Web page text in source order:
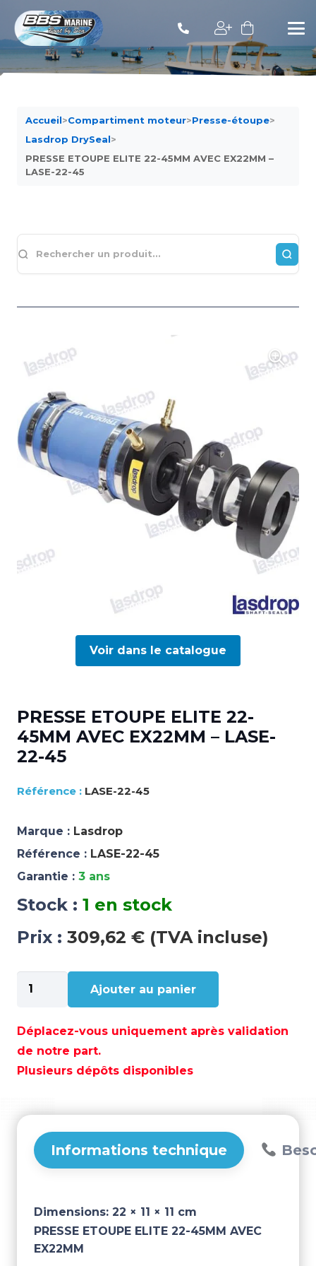
Accueil>Compartiment moteur>Presse-étoupe>
Lasdrop DrySeal>
PRESSE ETOUPE ELITE 22-45MM AVEC EX22MM –
LASE-22-45
Voir dans le catalogue
PRESSE ETOUPE ELITE 22-
45MM AVEC EX22MM – LASE-
22-45
LASE-22-45
Marque : Lasdrop
Référence : LASE-22-45
Garantie : 3 ans
Stock : 1 en stock
Prix : 309,62 € (TVA incluse)
quantité
de
ETOUPE
ELITE
22-
EX22MM
LASE-
Ajouter au panier
Déplacez-vous uniquement après validation
de notre part.
Plusieurs dépôts disponibles
Informations technique
Dimensions: 22 × 11 × 11 cm
PRESSE ETOUPE ELITE 22-45MM AVEC
EX22MM